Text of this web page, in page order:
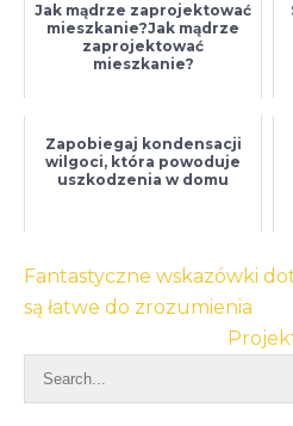
Jak mądrze zaprojektować
mieszkanie?Jak mądrze
zaprojektować
mieszkanie?
Zapobiegaj kondensacji
wilgoci, która powoduje
uszkodzenia w domu
Nawigacja
wpisu
Fantastyczne wskazówki
są łatwe do zrozumienia